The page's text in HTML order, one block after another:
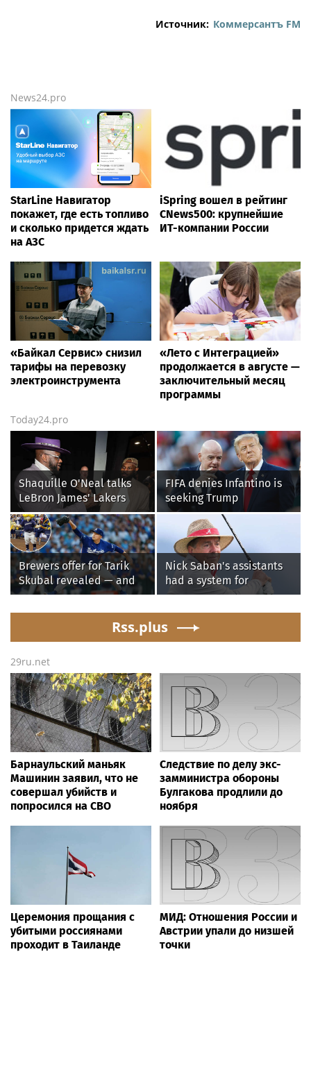
Источник: Коммерсантъ FM
News24.pro
StarLine Навигатор
покажет, где есть топливо
и сколько придется ждать
на АЗС
iSpring вошел в рейтинг
CNews500: крупнейшие
ИТ-компании России
«Байкал Сервис» снизил
тарифы на перевозку
электроинструмента
«Лето с Интеграцией»
продолжается в августе —
заключительный месяц
программы
Today24.pro
Shaquille O'Neal talks
LeBron James' Lakers
legacy, why his new 76ers
might be extremely
'dangerous'
FIFA denies Infantino is
seeking Trump
administration help as
pressure mounts over his
leadership
Brewers offer for Tarik
Skubal revealed — and
it’s better than the
Nick Saban's assistants
had a system for
sneaking onto golf
knowing, until it
Rss.plus
29ru.net
Барнаульский маньяк
Машинин заявил, что не
совершал убийств и
попросился на СВО
Следствие по делу экс-
замминистра обороны
Булгакова продлили до
ноября
Церемония прощания с
убитыми россиянами
проходит в Таиланде
МИД: Отношения России и
Австрии упали до низшей
точки